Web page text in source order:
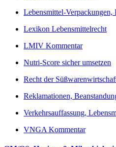
Lebensmittel-Verpackungen,
Lexikon Lebensmittelrecht
LMIV Kommentar
Nutri-Score sicher umsetzen
Recht der
Reklamationen,
Verkehrsauffassung,
VNGA Kommentar